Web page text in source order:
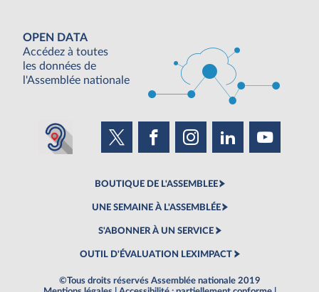
OPEN DATA
Accédez à toutes
les données de
l'Assemblée nationale
BOUTIQUE DE L'ASSEMBLEE
UNE SEMAINE À L'ASSEMBLÉE
S'ABONNER À UN SERVICE
OUTIL D'ÉVALUATION LEXIMPACT
©Tous droits réservés Assemblée nationale 2019